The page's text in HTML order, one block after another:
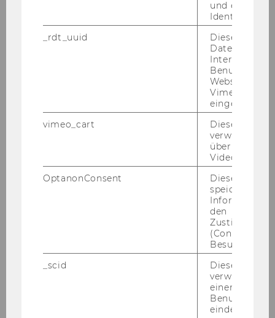
EMAH - English Version
und einen
_rdt_uuid
Dieses
Daten über
Interaktionen
Websites, auf
Vimeo-Video
eingebettet
vimeo_cart
Dieses
verwendet,
überprüfen,
Video
OptanonConsent
Dieses Cookie
speichert
den
(Consent)
Besuchers.
_scid
Dieses
verwendet,
einem/einer
Benutzer*in
eindeutige ID